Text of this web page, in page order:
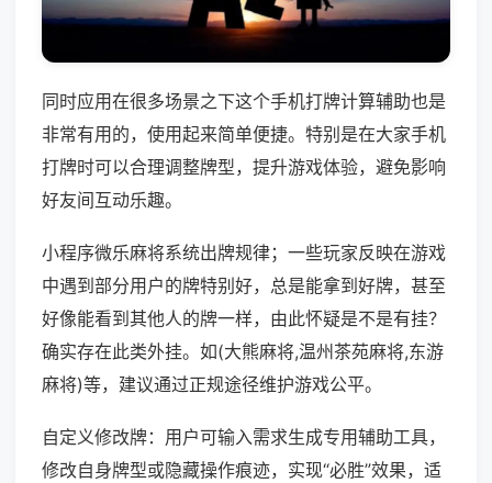
同时应用在很多场景之下这个手机打牌计算辅助也是
非常有用的，使用起来简单便捷。特别是在大家手机
打牌时可以合理调整牌型，提升游戏体验，避免影响
好友间互动乐趣。
小程序微乐麻将系统出牌规律；一些玩家反映在游戏
中遇到部分用户的牌特别好，总是能拿到好牌，甚至
好像能看到其他人的牌一样，由此怀疑是不是有挂？
确实存在此类外挂。如(大熊麻将,温州茶苑麻将,东游
麻将)等，建议通过正规途径维护游戏公平。
自定义修改牌：用户可输入需求生成专用辅助工具，
修改自身牌型或隐藏操作痕迹，实现“必胜”效果，适